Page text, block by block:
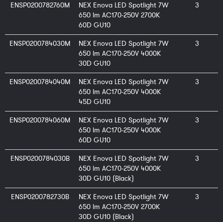
ENSP0200782760M
NEX Enova LED Spotlight 7W
650 lm AC170-250V 2700K
60D GU10
3
ENSP0200784030M
NEX Enova LED Spotlight 7W
650 lm AC170-250V 4000K
30D GU10
3
ENSP0200784040M
NEX Enova LED Spotlight 7W
650 lm AC170-250V 4000K
45D GU10
3
ENSP0200784060M
NEX Enova LED Spotlight 7W
650 lm AC170-250V 4000K
60D GU10
3
ENSP0200784030B
NEX Enova LED Spotlight 7W
650 lm AC170-250V 4000K
30D GU10 (Black)
3
ENSP0200782730B
NEX Enova LED Spotlight 7W
650 lm AC170-250V 2700K
30D GU10 (Black)
3